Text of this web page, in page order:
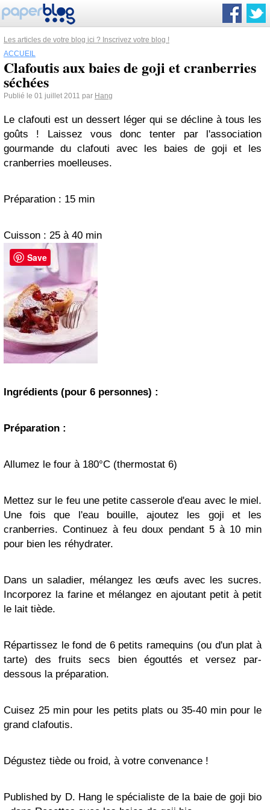
Les articles de votre blog ici ? Inscrivez votre blog !
ACCUEIL
Clafoutis aux baies de goji et cranberries
séchées
Publié le 01 juillet 2011 par Hang
Le clafouti est un dessert léger qui se décline à tous les
goûts ! Laissez vous donc tenter par l'association
gourmande du clafouti avec les baies de goji et les
cranberries moelleuses.
Préparation : 15 min
Cuisson : 25 à 40 min
Ingrédients (pour 6 personnes) :
Préparation :
Allumez le four à 180°C (thermostat 6)
Mettez sur le feu une petite casserole d'eau avec le miel.
Une fois que l'eau bouille, ajoutez les goji et les
cranberries. Continuez à feu doux pendant 5 à 10 min
pour bien les réhydrater.
Dans un saladier, mélangez les œufs avec les sucres.
Incorporez la farine et mélangez en ajoutant petit à petit
le lait tiède.
Répartissez le fond de 6 petits ramequins (ou d'un plat à
tarte) des fruits secs bien égouttés et versez par-
dessous la préparation.
Cuisez 25 min pour les petits plats ou 35-40 min pour le
grand clafoutis.
Dégustez tiède ou froid, à votre convenance !
Published by D. Hang le spécialiste de la baie de goji bio
Save